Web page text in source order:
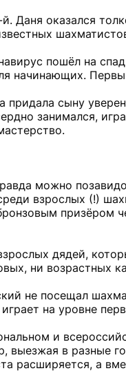
Даня оказался
пошёл на
начинающих.
придала сыну
занимался,
можно
взрослых (!)
призёром
дядей,
ни возрастных
не посещал
на уровне
и
выезжая в разные
расширяется, а